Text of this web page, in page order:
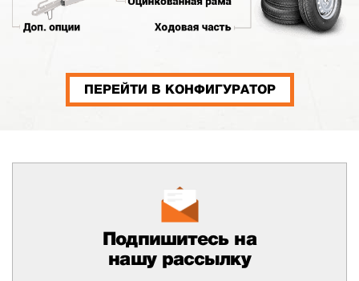
ПЕРЕЙТИ В КОНФИГУРАТОР
Подпишитесь на
нашу рассылку